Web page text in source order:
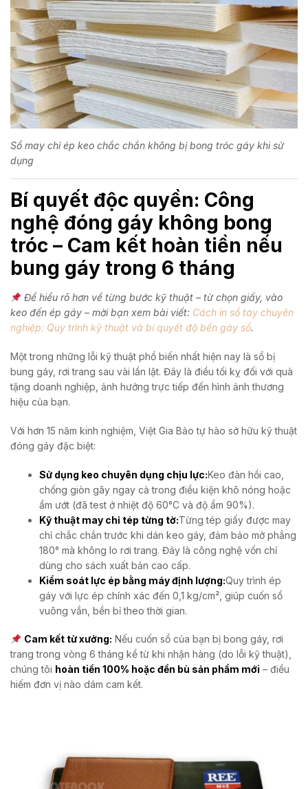
Sổ may chỉ ép keo chắc chắn không bị bong tróc gáy khi sử
dụng
Bí quyết độc quyền: Công
nghệ đóng gáy không bong
tróc – Cam kết hoàn tiền nếu
bung gáy trong 6 tháng
Để hiểu rõ hơn về từng bước kỹ thuật – từ chọn giấy, vào
keo đến ép gáy – mời bạn xem bài viết: Cách in sổ tay chuyên
nghiệp: Quy trình kỹ thuật và bí quyết độ bền gáy sổ.
Một trong những lỗi kỹ thuật phổ biến nhất hiện nay là sổ bị
bung gáy, rơi trang sau vài lần lật. Đây là điều tối kỵ đối với quà
tặng doanh nghiệp, ảnh hưởng trực tiếp đến hình ảnh thương
hiệu của bạn.
Với hơn 15 năm kinh nghiệm, Việt Gia Bảo tự hào sở hữu kỹ thuật
đóng gáy đặc biệt:
Sử dụng keo chuyên dụng chịu lực:Keo đàn hồi cao,
chống giòn gãy ngay cả trong điều kiện khô nóng hoặc
ẩm ướt (đã test ở nhiệt độ 60°C và độ ẩm 90%).
Kỹ thuật may chỉ tép từng tờ:Từng tép giấy được may
chỉ chắc chắn trước khi dán keo gáy, đảm bảo mở phẳng
180° mà không lo rơi trang. Đây là công nghệ vốn chỉ
dùng cho sách xuất bản cao cấp.
Kiểm soát lực ép bằng máy định lượng:Quy trình ép
gáy với lực ép chính xác đến 0,1 kg/cm², giúp cuốn sổ
vuông vắn, bền bỉ theo thời gian.
Cam kết từ xưởng: Nếu cuốn sổ của bạn bị bong gáy, rơi
trang trong vòng 6 tháng kể từ khi nhận hàng (do lỗi kỹ thuật),
chúng tôi hoàn tiền 100% hoặc đền bù sản phẩm mới – điều
hiếm đơn vị nào dám cam kết.